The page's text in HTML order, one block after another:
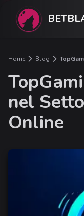
Home Blog
nel
Online